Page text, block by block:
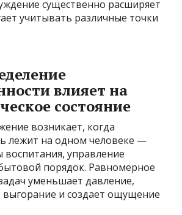
существенно расширяет
учитывать различные точки
влияет на
состояние
возникает, когда
лежит на одном человеке —
воспитания, управление
порядок. Равномерное
уменьшает давление,
и создает ощущение